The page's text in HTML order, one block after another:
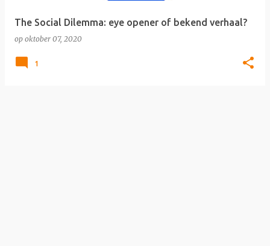
The Social Dilemma: eye opener of bekend verhaal?
op oktober 07, 2020
1